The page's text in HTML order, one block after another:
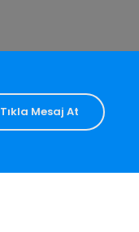
Tıkla Mesaj At